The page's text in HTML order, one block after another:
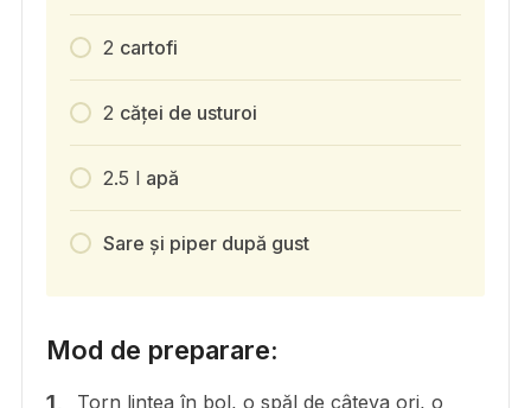
2 cartofi
2 căței de usturoi
2.5 l apă
Sare și piper după gust
Mod de preparare:
Torn lintea în bol, o spăl de câteva ori, o